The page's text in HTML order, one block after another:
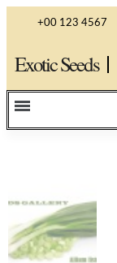
+00 123 4567
Exotic Seeds